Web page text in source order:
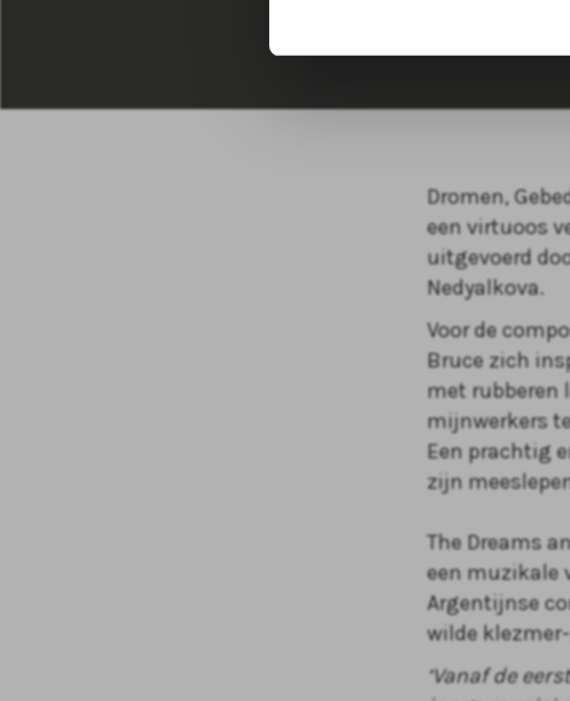
Dromen,
een virtuoos
uitgevoerd
Nedyalkova.
Voor de
Bruce zich
met rubberen
mijnwerkers
Een prachtig
zijn
The Dreams
een muzikale
Argentijnse
wilde
‘Vanaf de